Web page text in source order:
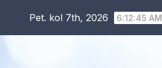
Pet. kol 7th, 2026 6:12:46 AM